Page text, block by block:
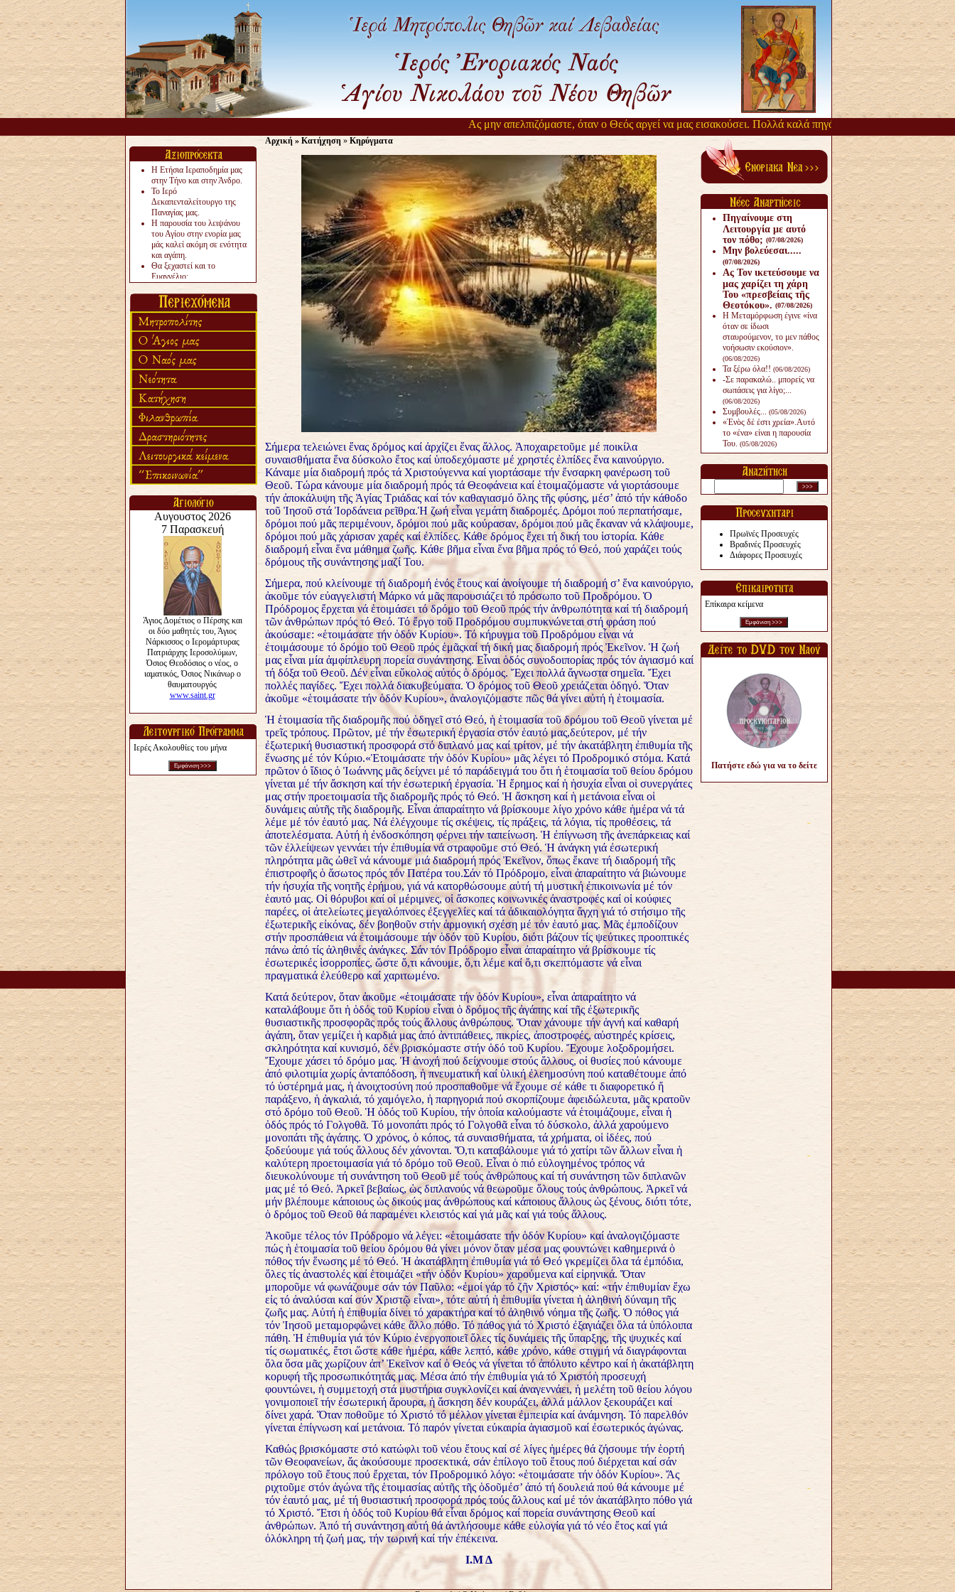
Ας μην απελπιζόμαστε, όταν ο Θεός αργεί να μας εισακούσει. Πολλά καλά πηγάζουν, από την αργοπορία αυτή.
Η Ετήσια Ιεραποδημία μας
στην Τήνο και στην Άνδρο.
Το Ιερό
Δεκαπενταλείτουργο της
Παναγίας μας.
Η παρουσία του λειψάνου
του Αγίου στην ενορία μας
μάς καλεί ακόμη σε ενότητα
και αγάπη.
Θα ξεχαστεί και το
Ευαγγέλιο;
«πολύ αργά».
Ζητείται....
Ιερές Ακολουθίες του μήνα
Αρχική» Κατήχηση» Κηρύγματα
Σήμερα τελειώνει ἕνας δρόμος καί ἀρχίζει ἕνας ἄλλος. Ἀποχαιρετοῦμε μέ ποικίλα
συναισθήματα ἕνα δύσκολο ἔτος καί ὑποδεχόμαστε μέ χρηστές ἐλπίδες ἕνα καινούργιο.
Κάναμε μία διαδρομή πρός τά Χριστούγεννα καί γιορτάσαμε τήν ἔνσαρκη φανέρωση τοῦ
Θεοῦ. Τώρα κάνουμε μία διαδρομή πρός τά Θεοφάνεια καί ἑτοιμαζόμαστε νά γιορτάσουμε
τήν ἀποκάλυψη τῆς Ἁγίας Τριάδας καί τόν καθαγιασμό ὅλης τῆς φύσης, μέσ’ ἀπό τήν κάθοδο
τοῦ Ἰησοῦ στά Ἰορδάνεια ρεῖθρα.Ἡ ζωή εἶναι γεμάτη διαδρομές. Δρόμοι πού περπατήσαμε,
δρόμοι πού μᾶς περιμένουν, δρόμοι πού μᾶς κούρασαν, δρόμοι πού μᾶς ἔκαναν νά κλάψουμε,
δρόμοι πού μᾶς χάρισαν χαρές καί ἐλπίδες. Κάθε δρόμος ἔχει τή δική του ἱστορία. Κάθε
διαδρομή εἶναι ἕνα μάθημα ζωῆς. Κάθε βῆμα εἶναι ἕνα βῆμα πρός τό Θεό, πού χαράζει τούς
δρόμους τῆς συνάντησης μαζί Του.
Σήμερα, πού κλείνουμε τή διαδρομή ἑνός ἔτους καί ἀνοίγουμε τή διαδρομή σ’ ἕνα καινούργιο,
ἀκοῦμε τόν εὐαγγελιστή Μάρκο νά μᾶς παρουσιάζει τό πρόσωπο τοῦ Προδρόμου. Ὁ
Πρόδρομος ἔρχεται νά ἑτοιμάσει τό δρόμο τοῦ Θεοῦ πρός τήν ἀνθρωπότητα καί τή διαδρομή
τῶν ἀνθρώπων πρός τό Θεό. Τό ἔργο τοῦ Προδρόμου συμπυκνώνεται στή φράση πού
ἀκούσαμε: «ἑτοιμάσατε τήν ὁδόν Κυρίου». Τό κήρυγμα τοῦ Προδρόμου εἶναι νά
ἑτοιμάσουμε τό δρόμο τοῦ Θεοῦ πρός ἑμᾶςκαί τή δική μας διαδρομή πρός Ἐκεῖνον. Ἡ ζωή
μας εἶναι μία ἀμφίπλευρη πορεία συνάντησης. Εἶναι ὁδός συνοδοιπορίας πρός τόν ἁγιασμό καί
τή δόξα τοῦ Θεοῦ. Δέν εἶναι εὔκολος αὐτός ὁ δρόμος. Ἔχει πολλά ἄγνωστα σημεῖα. Ἔχει
πολλές παγίδες. Ἔχει πολλά διακυβεύματα. Ὁ δρόμος τοῦ Θεοῦ χρειάζεται ὁδηγό. Ὅταν
ἀκοῦμε «ἑτοιμάσατε τήν ὁδόν Κυρίου», ἀναλογιζόμαστε πῶς θά γίνει αὐτή ἡ ἑτοιμασία.
Ἡ ἑτοιμασία τῆς διαδρομῆς πού ὁδηγεῖ στό Θεό, ἡ ἑτοιμασία τοῦ δρόμου τοῦ Θεοῦ γίνεται μέ
τρεῖς τρόπους. Πρῶτον, μέ τήν ἐσωτερική ἐργασία στόν ἑαυτό μας,δεύτερον, μέ τήν
ἐξωτερική θυσιαστική προσφορά στό διπλανό μας καί τρίτον, μέ τήν ἀκατάβλητη ἐπιθυμία τῆς
ἕνωσης μέ τόν Κύριο.«Ἑτοιμάσατε τήν ὁδόν Κυρίου» μᾶς λέγει τό Προδρομικό στόμα. Κατά
πρῶτον ὁ ἴδιος ὁ Ἰωάννης μᾶς δείχνει μέ τό παράδειγμά του ὅτι ἡ ἑτοιμασία τοῦ θείου δρόμου
γίνεται μέ τήν ἄσκηση καί τήν ἐσωτερική ἐργασία. Ἡ ἔρημος καί ἡ ἡσυχία εἶναι οἱ συνεργάτες
μας στήν προετοιμασία τῆς διαδρομῆς πρός τό Θεό. Ἡ ἄσκηση καί ἡ μετάνοια εἶναι οἱ
δυνάμεις αὐτῆς τῆς διαδρομῆς. Εἶναι ἀπαραίτητο νά βρίσκουμε λίγο χρόνο κάθε ἡμέρα νά τά
λέμε μέ τόν ἑαυτό μας. Νά ἐλέγχουμε τίς σκέψεις, τίς πράξεις, τά λόγια, τίς προθέσεις, τά
ἀποτελέσματα. Αὐτή ἡ ἐνδοσκόπηση φέρνει τήν ταπείνωση. Ἡ ἐπίγνωση τῆς ἀνεπάρκειας καί
τῶν ἐλλείψεων γεννάει τήν ἐπιθυμία νά στραφοῦμε στό Θεό. Ἡ ἀνάγκη γιά ἐσωτερική
πληρότητα μᾶς ὠθεῖ νά κάνουμε μιά διαδρομή πρός Ἐκεῖνον, ὅπως ἔκανε τή διαδρομή τῆς
ἐπιστροφῆς ὁ ἄσωτος πρός τόν Πατέρα του.Σάν τό Πρόδρομο, εἶναι ἀπαραίτητο νά βιώνουμε
τήν ἡσυχία τῆς νοητῆς ἐρήμου, γιά νά κατορθώσουμε αὐτή τή μυστική ἐπικοινωνία μέ τόν
ἑαυτό μας. Οἱ θόρυβοι καί οἱ μέριμνες, οἱ ἄσκοπες κοινωνικές ἀναστροφές καί οἱ κούφιες
παρέες, οἱ ἀτελείωτες μεγαλόπνοες ἐξεγγελίες καί τά ἀδικαιολόγητα ἄγχη γιά τό στήσιμο τῆς
ἐξωτερικῆς εἰκόνας, δέν βοηθοῦν στήν ἁρμονική σχέση μέ τόν ἑαυτό μας. Μᾶς ἐμποδίζουν
στήν προσπάθεια νά ἑτοιμάσουμε τήν ὁδόν τοῦ Κυρίου, διότι βάζουν τίς ψεύτικες προοπτικές
πάνω ἀπό τίς ἀληθινές ἀνάγκες. Σάν τόν Πρόδρομο εἶναι ἀπαραίτητο νά βρίσκουμε τίς
ἐσωτερικές ἰσορροπίες, ὥστε ὅ,τι κάνουμε, ὅ,τι λέμε καί ὅ,τι σκεπτόμαστε νά εἶναι
πραγματικά ἐλεύθερο καί χαριτωμένο.
Κατά δεύτερον, ὅταν ἀκοῦμε «ἑτοιμάσατε τήν ὁδόν Κυρίου», εἶναι ἀπαραίτητο νά
καταλάβουμε ὅτι ἡ ὁδός τοῦ Κυρίου εἶναι ὁ δρόμος τῆς ἀγάπης καί τῆς ἐξωτερικῆς
θυσιαστικῆς προσφορᾶς πρός τούς ἄλλους ἀνθρώπους. Ὅταν χάνουμε τήν ἁγνή καί καθαρή
ἀγάπη, ὅταν γεμίζει ἡ καρδιά μας ἀπό ἀντιπάθειες, πικρίες, ἀποστροφές, αὐστηρές κρίσεις,
σκληρότητα καί κυνισμό, δέν βρισκόμαστε στήν ὁδό τοῦ Κυρίου. Ἔχουμε λοξοδρομήσει.
Ἔχουμε χάσει τό δρόμο μας. Ἡ ἀνοχή πού δείχνουμε στούς ἄλλους, οἱ θυσίες πού κάνουμε
ἀπό φιλοτιμία χωρίς ἀνταπόδοση, ἡ πνευματική καί ὑλική ἐλεημοσύνη πού καταθέτουμε ἀπό
τό ὑστέρημά μας, ἡ ἀνοιχτοσύνη πού προσπαθοῦμε νά ἔχουμε σέ κάθε τι διαφορετικό ἤ
παράξενο, ἡ ἀγκαλιά, τό χαμόγελο, ἡ παρηγοριά πού σκορπίζουμε ἀφειδώλευτα, μᾶς κρατοῦν
στό δρόμο τοῦ Θεοῦ. Ἡ ὁδός τοῦ Κυρίου, τήν ὁποία καλούμαστε νά ἑτοιμάζουμε, εἶναι ἡ
ὁδός πρός τό Γολγοθᾶ. Τό μονοπάτι πρός τό Γολγοθᾶ εἶναι τό δύσκολο, ἀλλά χαρούμενο
μονοπάτι τῆς ἀγάπης. Ὁ χρόνος, ὁ κόπος, τά συναισθήματα, τά χρήματα, οἱ ἰδέες, πού
ξοδεύουμε γιά τούς ἄλλους δέν χάνονται. Ὅ,τι καταβάλουμε γιά τό χατίρι τῶν ἄλλων εἶναι ἡ
καλύτερη προετοιμασία γιά τό δρόμο τοῦ Θεοῦ. Εἶναι ὁ πιό εὐλογημένος τρόπος νά
διευκολύνουμε τή συνάντηση τοῦ Θεοῦ μέ τούς ἀνθρώπους καί τή συνάντηση τῶν διπλανῶν
μας μέ τό Θεό. Ἀρκεῖ βεβαίως, ὡς διπλανούς νά θεωροῦμε ὅλους τούς ἀνθρώπους. Ἀρκεῖ νά
μήν βλέπουμε κάποιους ὡς δικούς μας ἀνθρώπους καί κάποιους ἄλλους ὡς ξένους, διότι τότε,
ὁ δρόμος τοῦ Θεοῦ θά παραμένει κλειστός καί γιά μᾶς καί γιά τούς ἄλλους.
Ἀκοῦμε τέλος τόν Πρόδρομο νά λέγει: «ἑτοιμάσατε τήν ὁδόν Κυρίου» καί ἀναλογιζόμαστε
πώς ἡ ἑτοιμασία τοῦ θείου δρόμου θά γίνει μόνον ὅταν μέσα μας φουντώνει καθημερινά ὁ
πόθος τήν ἕνωσης μέ τό Θεό. Ἡ ἀκατάβλητη ἐπιθυμία γιά τό Θεό γκρεμίζει ὅλα τά ἐμπόδια,
ὅλες τίς ἀναστολές καί ἑτοιμάζει «τήν ὁδόν Κυρίου» χαρούμενα καί εἰρηνικά. Ὅταν
μποροῦμε νά φωνάζουμε σάν τόν Παῦλο: «ἐμοί γάρ τό ζῆν Χριστός» καί: «τήν ἐπιθυμίαν ἔχω
εἰς τό ἀναλύσαι καί σύν Χριστῷ εἶναι», τότε αὐτή ἡ ἐπιθυμία γίνεται ἡ ἀληθινή δύναμη τῆς
ζωῆς μας. Αὐτή ἡ ἐπιθυμία δίνει τό χαρακτήρα καί τό ἀληθινό νόημα τῆς ζωῆς. Ὁ πόθος γιά
τόν Ἰησοῦ μεταμορφώνει κάθε ἄλλο πόθο. Τό πάθος γιά τό Χριστό ἐξαγιάζει ὅλα τά ὑπόλοιπα
πάθη. Ἡ ἐπιθυμία γιά τόν Κύριο ἐνεργοποιεῖ ὅλες τίς δυνάμεις τῆς ὕπαρξης, τῆς ψυχικές καί
τίς σωματικές, ἔτσι ὥστε κάθε ἡμέρα, κάθε λεπτό, κάθε χρόνο, κάθε στιγμή νά διαγράφονται
ὅλα ὅσα μᾶς χωρίζουν ἀπ’ Ἐκεῖνον καί ὁ Θεός νά γίνεται τό ἀπόλυτο κέντρο καί ἡ ἀκατάβλητη
κορυφή τῆς προσωπικότητάς μας. Μέσα ἀπό τήν ἐπιθυμία γιά τό Χριστόἡ προσευχή
φουντώνει, ἡ συμμετοχή στά μυστήρια συγκλονίζει καί ἀναγεννάει, ἡ μελέτη τοῦ θείου λόγου
γονιμοποιεῖ τήν ἐσωτερική ἄρουρα, ἡ ἄσκηση δέν κουράζει, ἀλλά μάλλον ξεκουράζει καί
δίνει χαρά. Ὅταν ποθοῦμε τό Χριστό τό μέλλον γίνεται ἐμπειρία καί ἀνάμνηση. Τό παρελθόν
γίνεται ἐπίγνωση καί μετάνοια. Τό παρόν γίνεται εὐκαιρία ἁγιασμοῦ καί ἐσωτερικός ἀγώνας.
Καθώς βρισκόμαστε στό κατώφλι τοῦ νέου ἔτους καί σέ λίγες ἡμέρες θά ζήσουμε τήν ἑορτή
τῶν Θεοφανείων, ἄς ἀκούσουμε προσεκτικά, σάν ἐπίλογο τοῦ ἔτους πού διέρχεται καί σάν
πρόλογο τοῦ ἔτους πού ἔρχεται, τόν Προδρομικό λόγο: «ἑτοιμάσατε τήν ὁδόν Κυρίου». Ἄς
ριχτοῦμε στόν ἀγώνα τῆς ἑτοιμασίας αὐτῆς τῆς ὁδοῦμέσ’ ἀπό τή δουλειά πού θά κάνουμε μέ
τόν ἑαυτό μας, μέ τή θυσιαστική προσφορά πρός τούς ἄλλους καί μέ τόν ἀκατάβλητο πόθο γιά
τό Χριστό. Ἔτσι ἡ ὁδός τοῦ Κυρίου θά εἶναι δρόμος καί πορεία συνάντησης Θεοῦ καί
ἀνθρώπων. Ἀπό τή συνάντηση αὐτή θά ἀντλήσουμε κάθε εὐλογία γιά τό νέο ἔτος καί γιά
ὁλόκληρη τή ζωή μας, τήν τωρινή καί τήν ἐπέκεινα.
Ι.Μ Δ
Πηγαίνουμε στη
Λειτουργία με αυτό
τον πόθο; (07/08/2026)
Μην βολεύεσαι.....
(07/08/2026)
Ας Τον ικετεύσουμε να
μας χαρίζει τη χάρη
Του «πρεσβείαις τῆς
Θεοτόκου». (07/08/2026)
Η Μεταμόρφωση έγινε «ίνα
όταν σε ίδωσι
σταυρούμενον, το μεν πάθος
νοήσωσιν εκούσιον».
(06/08/2026)
Τα ξέρω όλα!! (06/08/2026)
-Σε παρακαλώ.. μπορείς να
σωπάσεις για λίγο;...
(06/08/2026)
Συμβουλές... (05/08/2026)
«Ἑνὸς δέ ἐστι χρεία».Αυτό
το «ένα» είναι η παρουσία
Του. (05/08/2026)
Πρωϊνές Προσευχές
Βραδινές Προσευχές
Διάφορες Προσευχές
Επίκαιρα κείμενα
Πατήστε εδώ για να το δείτε